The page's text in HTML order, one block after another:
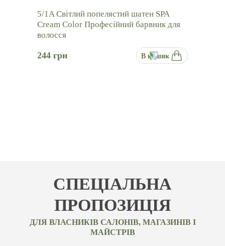
5/1A Світлий попелястий шатен SPA
Cream Color Професійний барвник для
волосся
244 грн В кошик
СПЕЦІАЛЬНА
ПРОПОЗИЦІЯ
ДЛЯ ВЛАСНИКІВ САЛОНІВ, МАГАЗИНІВ І
МАЙСТРІВ